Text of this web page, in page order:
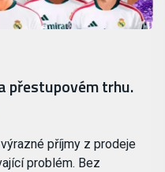
přestupovém trhu.
příjmy z prodeje
problém. Bez